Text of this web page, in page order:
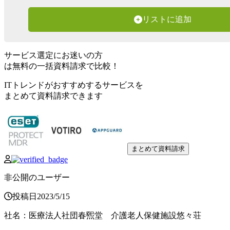
リストに追加
サービス選定にお迷いの方
は無料の一括資料請求で比較！
ITトレンドがおすすめするサービスを
まとめて資料請求できます
まとめて資料請求
非公開のユーザー
投稿日 2023/5/15
社名 ： 医療法人社団春煕堂 介護老人保健施設悠々荘